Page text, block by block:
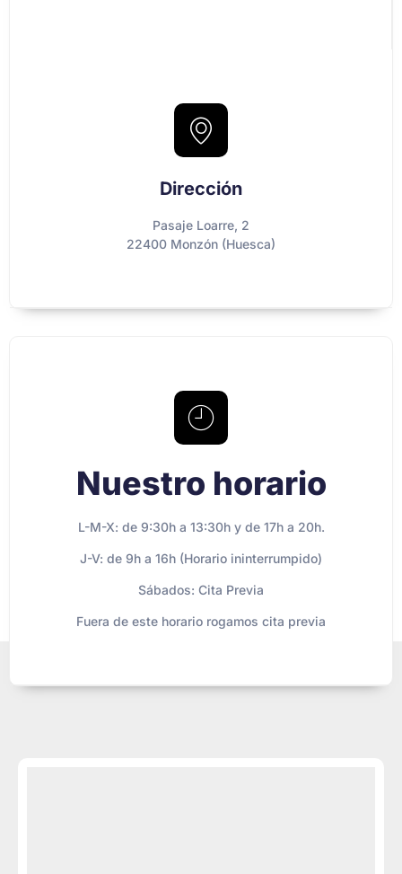
Dirección
Pasaje Loarre, 2
22400 Monzón (Huesca)
Nuestro horario
L-M-X: de 9:30h a 13:30h y de 17h a 20h.
J-V: de 9h a 16h (Horario ininterrumpido)
Sábados: Cita Previa
Fuera de este horario rogamos cita previa